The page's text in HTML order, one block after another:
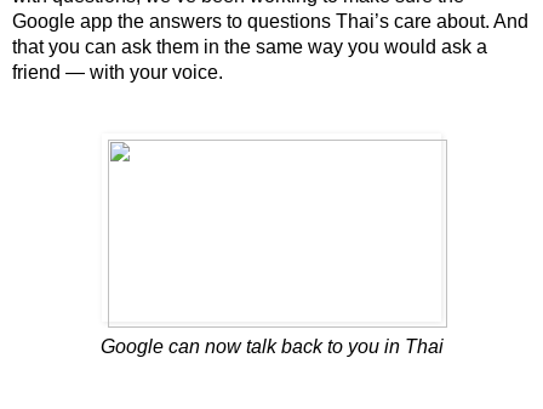
Google app the answers to questions Thai’s care about. And
that you can ask them in the same way you would ask a
friend — with your voice.
Google can now talk back to you in Thai